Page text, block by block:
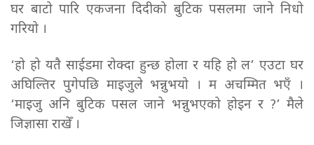
घर बाटो पारि एकजना दिदीको बुटिक पसलमा जाने निधो
गरियो ।
‘हो हो यतै साईडमा रोक्दा हुन्छ होला र यहि हो ल’ एउटा घर
अघिल्तिर पुगेपछि माइजुले भन्नुभयो । म अचम्मित भएँ ।
‘माइजु अनि बुटिक पसल जाने भन्नुभएको होइन र ?’ मैले
जिज्ञासा राखेँ ।